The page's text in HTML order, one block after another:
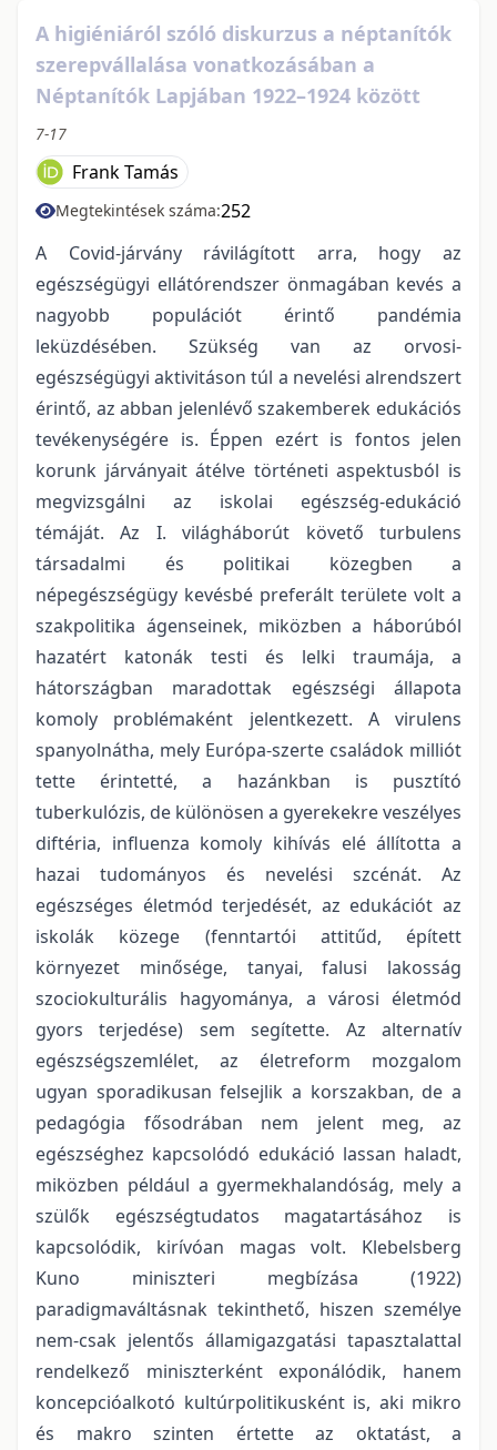
A higiéniáról szóló diskurzus a néptanítók
szerepvállalása vonatkozásában a
Néptanítók Lapjában 1922–1924 között
7-17
Frank Tamás
Megtekintések száma:252
A Covid-járvány rávilágított arra, hogy az
egészségügyi ellátórendszer önmagában kevés a
nagyobb populációt érintő pandémia
leküzdésében. Szükség van az orvosi-
egészségügyi aktivitáson túl a nevelési alrendszert
érintő, az abban jelenlévő szakemberek edukációs
tevékenységére is. Éppen ezért is fontos jelen
korunk járványait átélve történeti aspektusból is
megvizsgálni az iskolai egészség-edukáció
témáját. Az I. világháborút követő turbulens
társadalmi és politikai közegben a
népegészségügy kevésbé preferált területe volt a
szakpolitika ágenseinek, miközben a háborúból
hazatért katonák testi és lelki traumája, a
hátországban maradottak egészségi állapota
komoly problémaként jelentkezett. A virulens
spanyolnátha, mely Európa-szerte családok milliót
tette érintetté, a hazánkban is pusztító
tuberkulózis, de különösen a gyerekekre veszélyes
diftéria, influenza komoly kihívás elé állította a
hazai tudományos és nevelési szcénát. Az
egészséges életmód terjedését, az edukációt az
iskolák közege (fenntartói attitűd, épített
környezet minősége, tanyai, falusi lakosság
szociokulturális hagyománya, a városi életmód
gyors terjedése) sem segítette. Az alternatív
egészségszemlélet, az életreform mozgalom
ugyan sporadikusan felsejlik a korszakban, de a
pedagógia fősodrában nem jelent meg, az
egészséghez kapcsolódó edukáció lassan haladt,
miközben például a gyermekhalandóság, mely a
szülők egészségtudatos magatartásához is
kapcsolódik, kirívóan magas volt. Klebelsberg
Kuno miniszteri megbízása (1922)
paradigmaváltásnak tekinthető, hiszen személye
nem-csak jelentős államigazgatási tapasztalattal
rendelkező miniszterként exponálódik, hanem
koncepcióalkotó kultúrpolitikusként is, aki mikro
és makro szinten értette az oktatást, a